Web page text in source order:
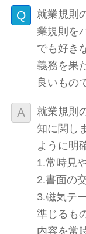
就業規則
業規則を
でも好き
義務を果
良いもの
就業規則
知に関し
ように明
1.常時見
2.書面の交
3.磁気テ
準じるも
内容を常